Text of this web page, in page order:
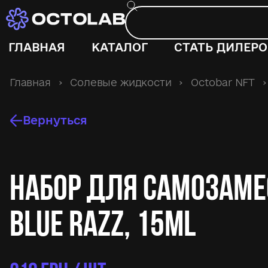
ГЛАВНАЯ КАТАЛОГ СТАТЬ
Главная › Солевые жидкости › Octobar NFT ›
Вернуться
Набор для
Blue Razz, 15ml